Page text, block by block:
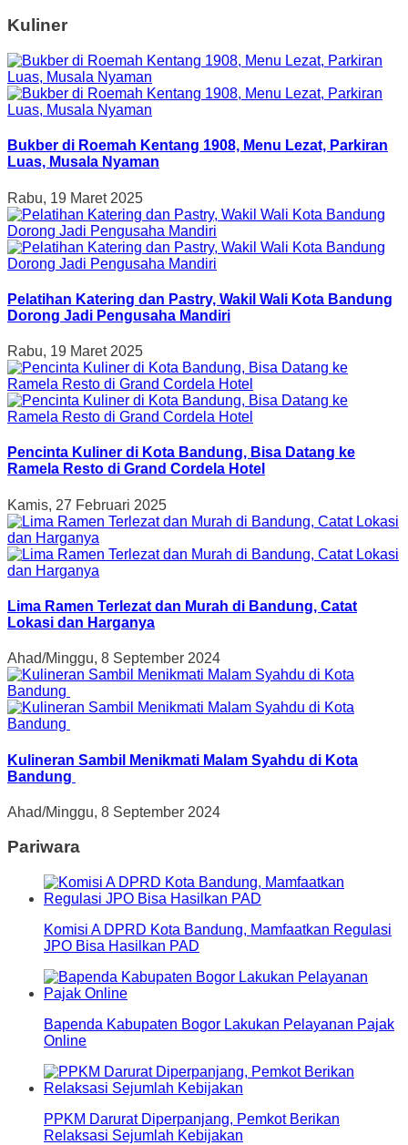
Kuliner
Bukber di Roemah Kentang 1908, Menu Lezat, Parkiran
Luas, Musala Nyaman
Rabu, 19 Maret 2025
Pelatihan Katering dan Pastry, Wakil Wali Kota Bandung
Dorong Jadi Pengusaha Mandiri
Rabu, 19 Maret 2025
Pencinta Kuliner di Kota Bandung, Bisa Datang ke
Ramela Resto di Grand Cordela Hotel
Kamis, 27 Februari 2025
Lima Ramen Terlezat dan Murah di Bandung, Catat
Lokasi dan Harganya
Ahad/Minggu, 8 September 2024
Kulineran Sambil Menikmati Malam Syahdu di Kota
Bandung
Ahad/Minggu, 8 September 2024
Pariwara
Komisi A DPRD Kota Bandung, Mamfaatkan Regulasi
JPO Bisa Hasilkan PAD
Bapenda Kabupaten Bogor Lakukan Pelayanan Pajak
Online
PPKM Darurat Diperpanjang, Pemkot Berikan
Relaksasi Sejumlah Kebijakan